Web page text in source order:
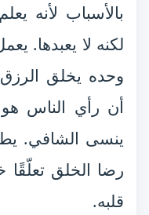
بالأسباب لأنه
لكنه لا يعبدها.
وحده يخلق
أن رأي الناس هو
ينسى الشافي.
رضا الخلق تعلّقًا
قلبه.